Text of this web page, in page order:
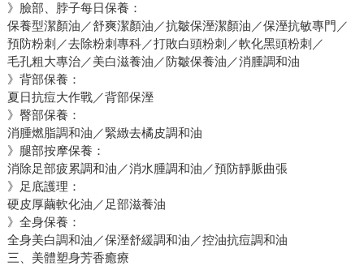
》臉部、脖子每日保養：
保養型潔顏油／舒爽潔顏油／抗皺保溼潔顏油／保溼抗敏專門／
預防粉刺／去除粉刺專科／打敗白頭粉刺／軟化黑頭粉刺／
毛孔粗大專治／美白滋養油／防皺保養油／消腫調和油
》背部保養：
夏日抗痘大作戰／背部保溼
》臀部保養：
消腫燃脂調和油／緊緻去橘皮調和油
》腿部按摩保養：
消除足部疲累調和油／消水腫調和油／預防靜脈曲張
》足底護理：
硬皮厚繭軟化油／足部滋養油
》全身保養：
全身美白調和油／保溼舒緩調和油／控油抗痘調和油
三、美體塑身芳香癒療